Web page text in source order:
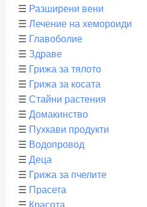
☰ Разширени вени
☰ Лечение на хемороиди
☰ Главоболие
☰ Здраве
☰ Грижа за тялото
☰ Грижа за косата
☰ Стайни растения
☰ Домакинство
☰ Пухкави продукти
☰ Водопровод
☰ Деца
☰ Грижа за пчелите
☰ Прасета
☰ Красота